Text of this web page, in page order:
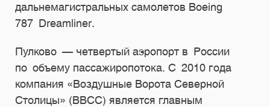
дальнемагистральных самолетов Boeing
787 Dreamliner.
Пулково — четвертый аэропорт в России
по объему пассажиропотока. С 2010 года
компания «Воздушные Ворота Северной
Столицы» (ВВСС) является главным